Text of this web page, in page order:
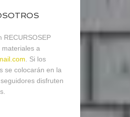
RECURSOSEP
a
. Si los
se colocarán en la
disfruten